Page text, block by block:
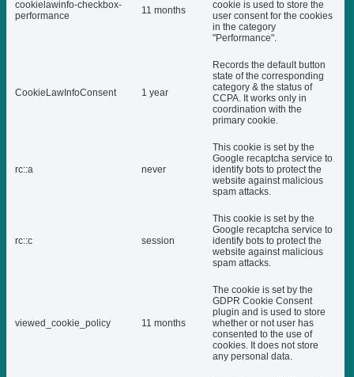
cookielawinfo-checkbox-
performance
11 months
cookie is used to store the
user consent for the cookies
in the category
"Performance".
CookieLawInfoConsent 1 year
Records the default button
state of the corresponding
category & the status of
CCPA. It works only in
coordination with the
primary cookie.
rc::a never
This cookie is set by the
Google recaptcha service to
identify bots to protect the
website against malicious
spam attacks.
rc::c session
This cookie is set by the
Google recaptcha service to
identify bots to protect the
website against malicious
spam attacks.
viewed_cookie_policy 11 months
The cookie is set by the
GDPR Cookie Consent
plugin and is used to store
whether or not user has
consented to the use of
cookies. It does not store
any personal data.